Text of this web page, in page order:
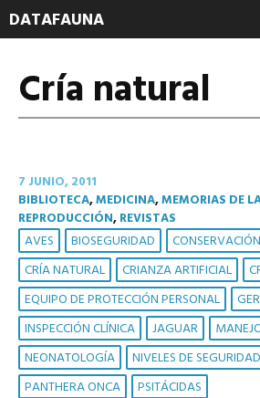
DATAFAUNA
Cría natural
7 JUNIO, 2011
BIBLIOTECA,MEDICINA,MEMORIAS DE
REPRODUCCIÓN,REVISTAS
AVES BIOSEGURIDAD
CRÍA NATURAL
CRIANZA ARTIFICIAL
EQUIPO DE PROTECCIÓN PERSONAL
INSPECCIÓN CLÍNICA
JAGUAR
NEONATOLOGÍA
NIVELES DE SEGURIDAD
PANTHERA ONCA
PSITÁCIDAS